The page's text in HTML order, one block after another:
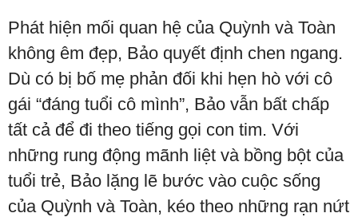
Phát hiện mối quan hệ của Quỳnh và Toàn
không êm đẹp, Bảo quyết định chen ngang.
Dù có bị bố mẹ phản đối khi hẹn hò với cô
gái “đáng tuổi cô mình”, Bảo vẫn bất chấp
tất cả để đi theo tiếng gọi con tim. Với
những rung động mãnh liệt và bồng bột của
tuổi trẻ, Bảo lặng lẽ bước vào cuộc sống
của Quỳnh và Toàn, kéo theo những rạn nứt